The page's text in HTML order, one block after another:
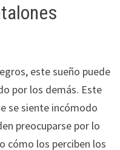
este sueño puede
por los demás. Este
se siente incómodo
preocuparse por lo
cómo los perciben los